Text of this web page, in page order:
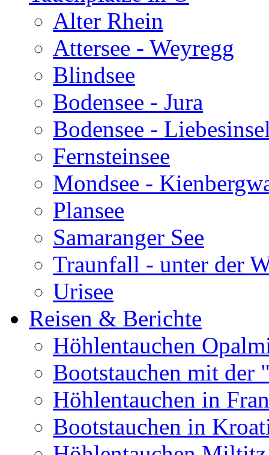
Alter Rhein
Attersee - Weyregg
Blindsee
Bodensee - Jura
Bodensee -
Fernsteinsee
Mondsee -
Plansee
Samaranger See
Traunfall - unter der
Urisee
Reisen & Berichte
Höhlentauchen
Bootstauchen mit
Höhlentauchen in
Bootstauchen in